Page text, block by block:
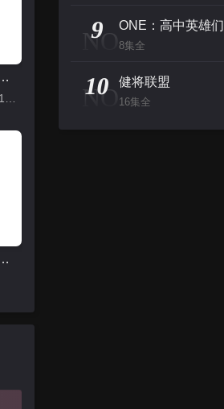
了上司 第二季
刀的猎人
NO
9 ONE：高中英雄们
8集全
NO
10 健将联盟
16集全